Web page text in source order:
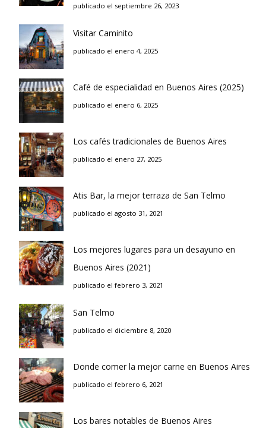
publicado el septiembre 26, 2023
Visitar Caminito
publicado el enero 4, 2025
Café de especialidad en Buenos Aires (2025)
publicado el enero 6, 2025
Los cafés tradicionales de Buenos Aires
publicado el enero 27, 2025
Atis Bar, la mejor terraza de San Telmo
publicado el agosto 31, 2021
Los mejores lugares para un desayuno en
Buenos Aires (2021)
publicado el febrero 3, 2021
San Telmo
publicado el diciembre 8, 2020
Donde comer la mejor carne en Buenos Aires
publicado el febrero 6, 2021
Los bares notables de Buenos Aires